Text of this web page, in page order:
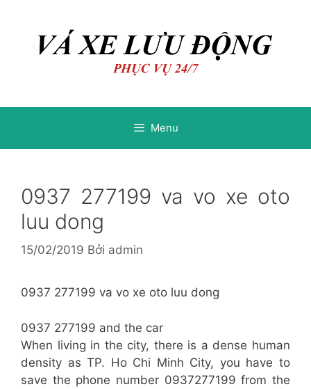
Menu
0937 277199 va vo xe oto
luu dong
15/02/2019 Bởi admin
0937 277199 va vo xe oto luu dong
0937 277199 and the car
When living in the city, there is a dense human
density as TP. Ho Chi Minh City, you have to
save the phone number 0937277199 from the